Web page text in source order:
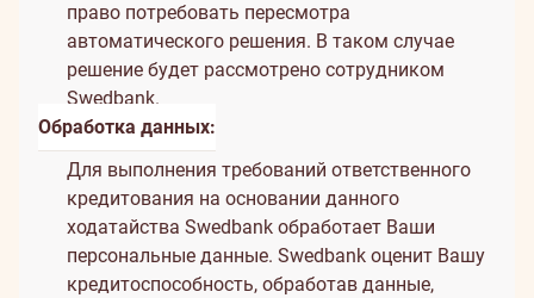
право потребовать пересмотра
автоматического решения. В таком случае
решение будет рассмотрено сотрудником
Swedbank.
Обработка данных:
Для выполнения требований ответственного
кредитования на основании данного
ходатайства Swedbank обработает Ваши
персональные данные. Swedbank оценит Вашу
кредитоспособность, обработав данные,